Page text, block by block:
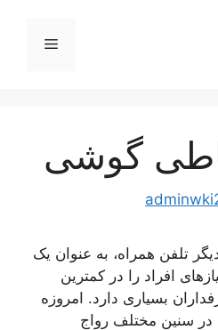
فهرست
گوشی
تلفن همراه، به عنوان یک
افراد را در کمترین
بسیاری دارد. امروزه
در سنین مختلف رواج